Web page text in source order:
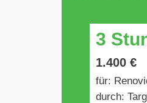
3
1.400 €
für:
durch: